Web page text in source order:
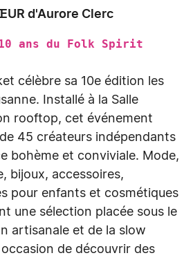
d'Aurore Clerc
ans du Folk Spirit
célèbre sa 10e édition les
Installé à la Salle
rooftop, cet événement
45 créateurs indépendants
bohème et conviviale. Mode,
bijoux, accessoires,
pour enfants et cosmétiques
une sélection placée sous le
artisanale et de la slow
de découvrir des